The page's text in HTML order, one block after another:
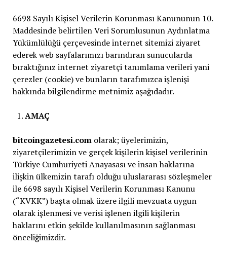
6698 Sayılı Kişisel Verilerin Korunması Kanununun 10.
Maddesinde belirtilen Veri Sorumlusunun Aydınlatma
Yükümlülüğü çerçevesinde internet sitemizi ziyaret
ederek web sayfalarımızı barındıran sunucularda
bıraktığınız internet ziyaretçi tanımlama verileri yani
çerezler (cookie) ve bunların tarafımızca işlenişi
hakkında bilgilendirme metnimiz aşağıdadır.
AMAÇ
bitcoingazetesi.comolarak; üyelerimizin,
ziyaretçilerimizin ve gerçek kişilerin kişisel verilerinin
Türkiye Cumhuriyeti Anayasası ve insan haklarına
ilişkin ülkemizin tarafı olduğu uluslararası sözleşmeler
ile 6698 sayılı Kişisel Verilerin Korunması Kanunu
(“KVKK”) başta olmak üzere ilgili mevzuata uygun
olarak işlenmesi ve verisi işlenen ilgili kişilerin
haklarını etkin şekilde kullanılmasının sağlanması
önceliğimizdir.